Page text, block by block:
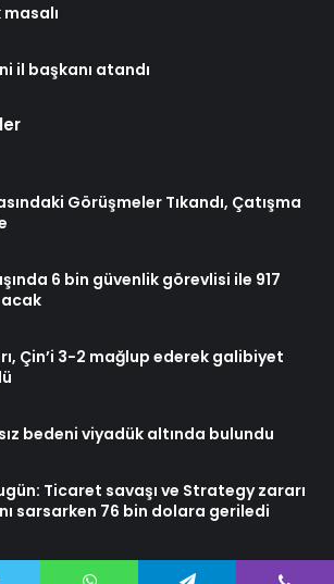
masalı
il başkanı atandı
Görüşmeler Tıkandı, Çatışma
6 bin güvenlik görevlisi ile 917
Çin’i 3-2 mağlup ederek galibiyet
bedeni viyadük altında bulundu
Ticaret savaşı ve Strategy zararı
sarsarken 76 bin dolara geriledi